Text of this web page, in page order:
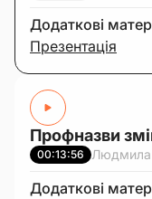
Додаткові
Презентація
Профназви
00:13:56
Додаткові